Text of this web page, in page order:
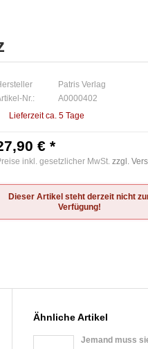
Patris Verlag
Nr.:
A0000402
Lieferzeit ca. 5 Tage
€ *
inkl. gesetzlicher MwSt. zzgl.
Dieser Artikel steht derzeit nicht
Verfügung!
Ähnliche Artikel
Jemand muss